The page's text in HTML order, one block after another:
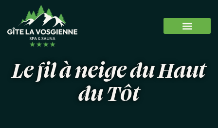
Le fil à neige du Haut
du Tôt